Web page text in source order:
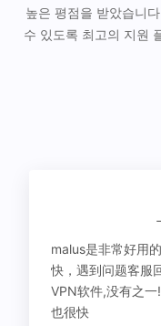
높은 평점을 받았습니
수 있도록 최고의 지원
malus是非常好用
快，遇到问题客服
VPN软件,没有之
也很快